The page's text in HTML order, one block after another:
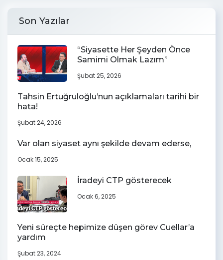
Son Yazılar
“Siyasette Her Şeyden Önce
Samimi Olmak Lazım”
Şubat 25, 2026
Tahsin Ertuğruloğlu’nun açıklamaları tarihi bir
hata!
Şubat 24, 2026
Var olan siyaset aynı şekilde devam ederse,
Ocak 15, 2025
İradeyi CTP gösterecek
Ocak 6, 2025
Yeni süreçte hepimize düşen görev Cuellar’a
yardım
Şubat 23, 2024